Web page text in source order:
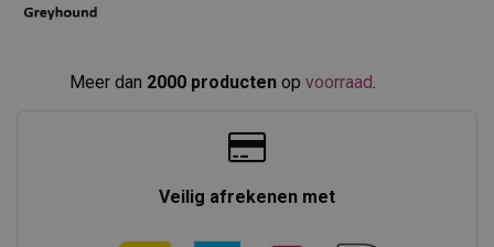
Meer dan 2000 producten op voorraad.​
Veilig afrekenen met